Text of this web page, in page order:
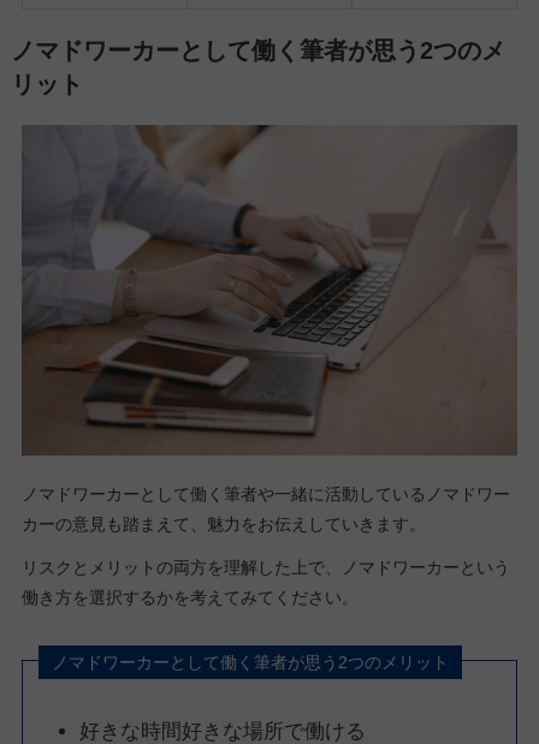
ノマドワーカーとして働く筆者が思う2つのメ
リット
ノマドワーカーとして働く筆者や一緒に活動しているノマドワー
カーの意見も踏まえて、魅力をお伝えしていきます。
リスクとメリットの両方を理解した上で、ノマドワーカーという
働き方を選択するかを考えてみてください。
ノマドワーカーとして働く筆者が思う2つのメリット
好きな時間好きな場所で働ける